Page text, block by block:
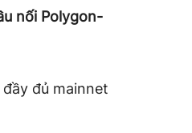
nối Polygon-
đủ mainnet